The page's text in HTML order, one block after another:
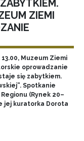
ZIEMI
Muzeum Ziemi
oprowadzanie
się zabytkiem.
Spotkanie
(Rynek 20–
jej kuratorka Dorota